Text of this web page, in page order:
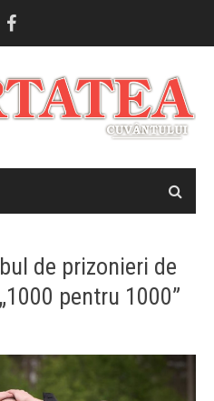
de prizonieri de
pentru 1000”